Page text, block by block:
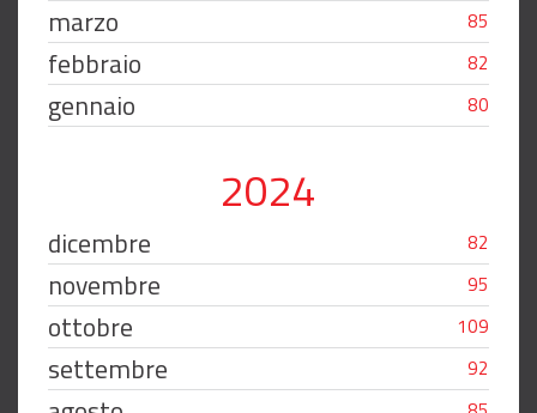
marzo 85
febbraio 82
gennaio 80
2024
dicembre 82
novembre 95
ottobre 109
settembre 92